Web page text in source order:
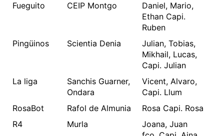
Fueguito
CEIP Montgo
Daniel, Mario,
Ethan Capi.
Ruben
Pingüinos
Scientia Denia
Julian, Tobias,
Mikhail, Lucas,
Capi. Julian
La liga
Sanchis Guarner,
Ondara
Vicent, Alvaro,
Capi. Llum
RosaBot
Rafol de Almunia
Rosa Capi. Rosa
R4
Murla
Joana, Juan